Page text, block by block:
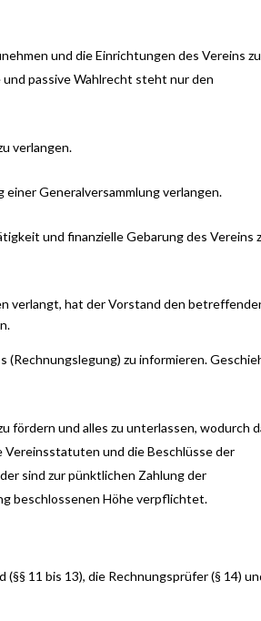
und die Einrichtungen des Vereins zu
passive Wahlrecht steht nur den
verlangen.
Generalversammlung verlangen.
und finanzielle Gebarung des Vereins
verlangt, hat der Vorstand den
zu informieren.
fördern und alles zu unterlassen, wodurch
Vereinsstatuten und die Beschlüsse der
sind zur pünktlichen Zahlung der
beschlossenen Höhe verpflichtet.
11 bis 13), die Rechnungsprüfer (§ 14)